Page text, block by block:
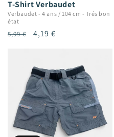
T-Shirt Verbaudet
Verbaudet -4 ans / 104 cm -Trés bon
état
Prix
5,99 €
Prix
4,19 €